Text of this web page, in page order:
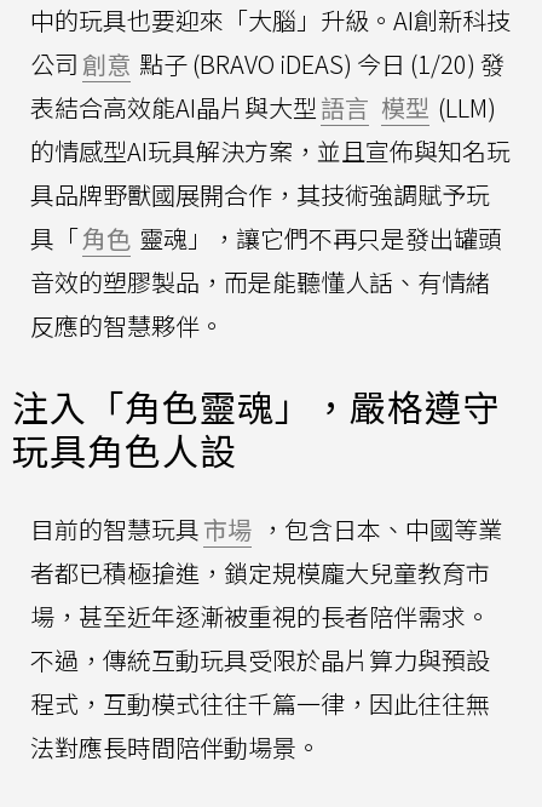
中的玩具也要迎來「大腦」升級。AI創新科技
公司 創意 點子 (BRAVO iDEAS) 今日 (1/20) 發
表結合高效能AI晶片與大型 語言 模型 (LLM)
的情感型AI玩具解決方案，並且宣佈與知名玩
具品牌野獸國展開合作，其技術強調賦予玩
具「角色 靈魂」，讓它們不再只是發出罐頭
音效的塑膠製品，而是能聽懂人話、有情緒
反應的智慧夥伴。
注入「角色靈魂」，嚴格遵守
玩具角色人設
目前的智慧玩具市場 ，包含日本、中國等業
者都已積極搶進，鎖定規模龐大兒童教育市
場，甚至近年逐漸被重視的長者陪伴需求。
不過，傳統互動玩具受限於晶片算力與預設
程式，互動模式往往千篇一律，因此往往無
法對應長時間陪伴動場景。